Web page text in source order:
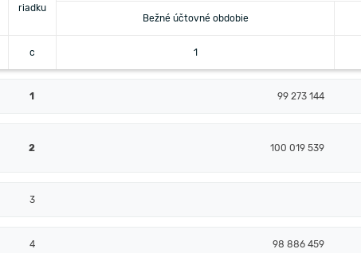
riadku
Bežné účtovné obdobie
c 1
1 99 273 144
2 100 019 539
3
4 98 886 459